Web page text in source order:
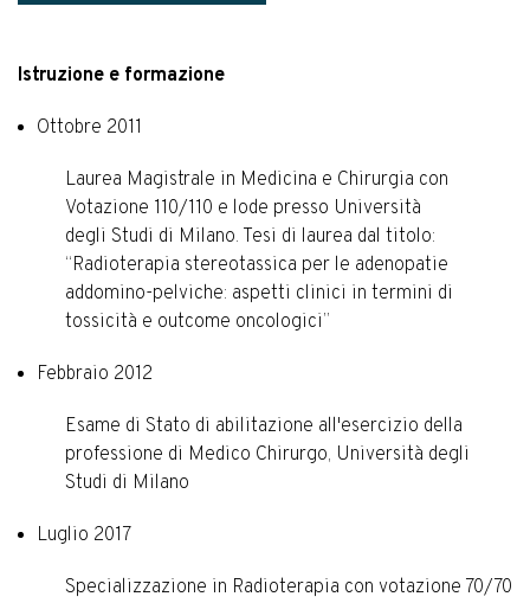
Istruzione e formazione
Ottobre 2011
Laurea Magistrale in Medicina e Chirurgia con
Votazione 110/110 e lode presso Università
degli Studi di Milano. Tesi di laurea dal titolo:
“Radioterapia stereotassica per le adenopatie
addomino-pelviche: aspetti clinici in termini di
tossicità e outcome oncologici”
Febbraio 2012
Esame di Stato di abilitazione all'esercizio della
professione di Medico Chirurgo, Università degli
Studi di Milano
Luglio 2017
Specializzazione in Radioterapia con votazione 70/70